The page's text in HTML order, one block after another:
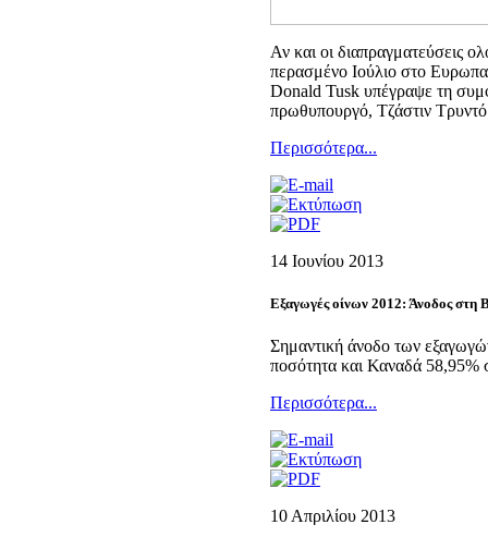
Αν και οι διαπραγματεύσεις
περασμένο Ιούλιο στο
Donald Tusk υπέγραψε τη
πρωθυπουργό, Τζάστιν
Περισσότερα...
14 Ιουνίου 2013
Εξαγωγές οίνων 2012: Άνοδος στη
Σημαντική άνοδο των
ποσότητα και Καναδά 58,95%
Περισσότερα...
10 Απριλίου 2013